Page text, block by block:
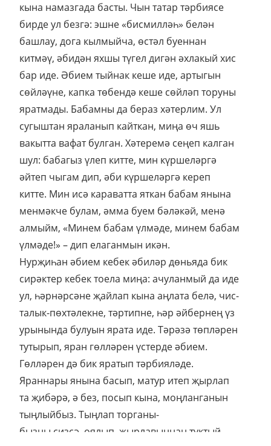
кына намазгада басты. Чын татар тәрбиясе
бирде ул безгә: эшне «бисмилләһ» белән
башлау, дога кылмыйча, өстәл буеннан
китмәү, әбидән яхшы түгел дигән әхлакый хис
бар иде. Әбием тыйнак кеше иде, артыгын
сөйләүне, капка төбендә кеше сөйләп торуны
яратмады. Бабамны да бераз хәтерлим. Ул
сугыштан яраланып кайткан, миңа өч яшь
вакытта вафат булган. Хәтеремә сеңеп калган
шул: бабагыз үлеп китте, мин күршеләргә
әйтеп чыгам дип, әби күршеләргә кереп
китте. Мин исә караватта яткан бабам янына
менмәкче булам, әмма буем бәләкәй, менә
алмыйм, «Минем бабам үлмәде, минем бабам
үлмәде!» – дип елаганмын икән.
Нурҗиһан әбием кебек әбиләр дөньяда бик
сирәктер кебек тоела миңа: ачуланмый да иде
ул, һәрнәрсәне җайлап кына аңлата белә, чис-
талык-пөхтәлекне, тәртипне, һәр әйбернең үз
урынында булуын ярата иде. Тәрәзә төпләрен
тутырып, яран гөлләрен үстерде әбием.
Гөлләрен дә бик яратып тәрбияләде.
Яраннары янына басып, матур итеп җырлап
та җибәрә, ә без, посып кына, моңланганын
тыңлыйбыз. Тыңлап торганы-
бызны сизсә, оялып, җырлавыннан туктый